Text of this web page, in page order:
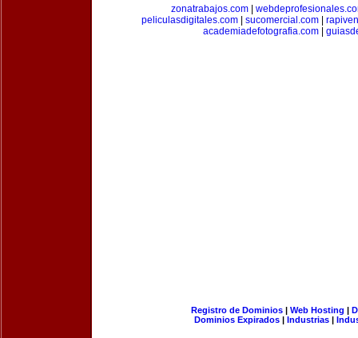
zonatrabajos.com|
peliculasdigitales.com
sucomercial.com
academiadefotografia.com
Registro de Dominios| Web Hosting |
Dominios Expirados | Industrias |